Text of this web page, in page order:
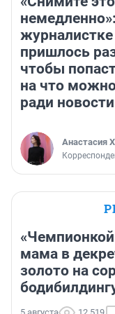
немедленно»:
пришлось
чтобы
на что
ради новости
Анастасия
мама в
золото на